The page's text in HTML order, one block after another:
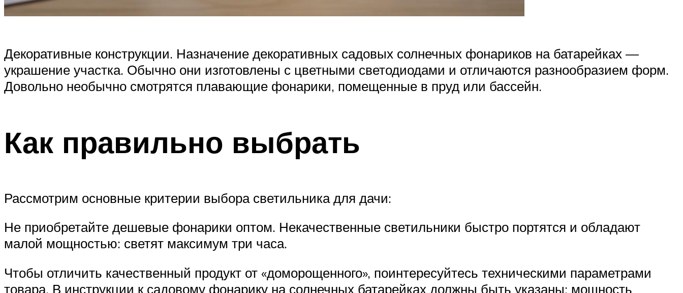
Декоративные конструкции. Назначение декоративных садовых солнечных фонариков на батарейках —
украшение участка. Обычно они изготовлены с цветными светодиодами и отличаются разнообразием форм.
Довольно необычно смотрятся плавающие фонарики, помещенные в пруд или бассейн.
Как правильно выбрать
Рассмотрим основные критерии выбора светильника для дачи:
Не приобретайте дешевые фонарики оптом. Некачественные светильники быстро портятся и обладают
малой мощностью: светят максимум три часа.
Чтобы отличить качественный продукт от «доморощенного», поинтересуйтесь техническими параметрами
товара. В инструкции к садовому фонарику на солнечных батарейках должны быть указаны: мощность